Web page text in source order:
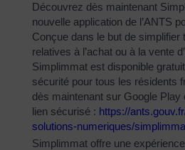
Découvrez dès maintenant
nouvelle application de l’ANTS
Conçue dans le but de
relatives à l’achat ou à la vente
Simplimmat est disponible
sécurité pour tous les résidents
dès maintenant sur Google Play
lien sécurisé : https://
solutions-numeriques/
Simplimmat offre une